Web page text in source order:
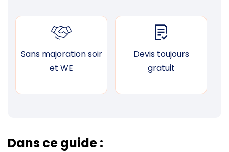
Sans majoration soir
et WE
Devis toujours
gratuit
Dans ce guide :